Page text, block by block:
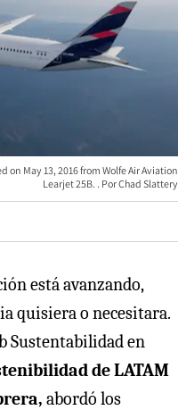
on May 13, 2016 from Wolfe Air Aviation
Learjet 25B.
Chad Slattery
está avanzando,
quisiera o necesitara.
Sustentabilidad en
de LATAM
abordó los